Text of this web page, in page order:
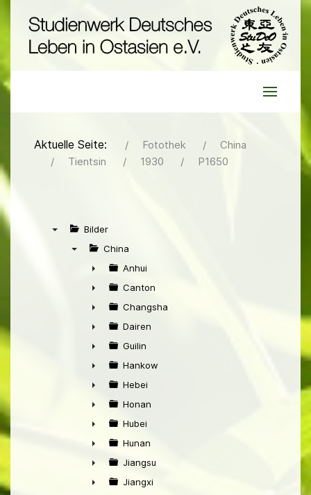
Aktuelle Seite: Fotothek
China
Tientsin
1930 P1650
Bilder
China
►
Anhui
►
Canton
►
Changsha
►
Dairen
►
Guilin
►
Hankow
►
Hebei
►
Honan
►
Hubei
►
Hunan
►
Jiangsu
Jiangxi